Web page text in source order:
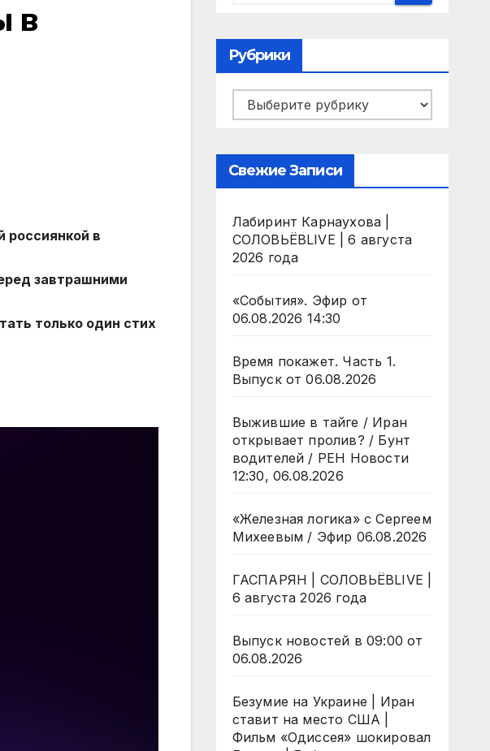
в
россиянкой в
завтрашними
только один стих
Рубрики
Рубрики
Свежие Записи
Лабиринт Карнаухова |
СОЛОВЬЁВLIVE | 6 августа
2026 года
«События». Эфир от
06.08.2026 14:30
Время покажет. Часть 1.
Выпуск от 06.08.2026
Выжившие в тайге / Иран
открывает пролив? / Бунт
водителей / РЕН Новости
12:30, 06.08.2026
«Железная логика» с Сергеем
Михеевым / Эфир 06.08.2026
ГАСПАРЯН | СОЛОВЬЁВLIVE |
6 августа 2026 года
Выпуск новостей в 09:00 от
06.08.2026
Безумие на Украине | Иран
ставит на место США |
Фильм «Одиссея» шокировал